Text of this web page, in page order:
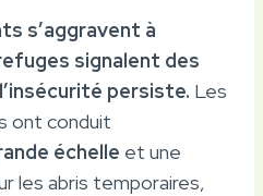
s’aggravent à
signalent des
persiste. Les
ont conduit
échelle et une
les abris temporaires,